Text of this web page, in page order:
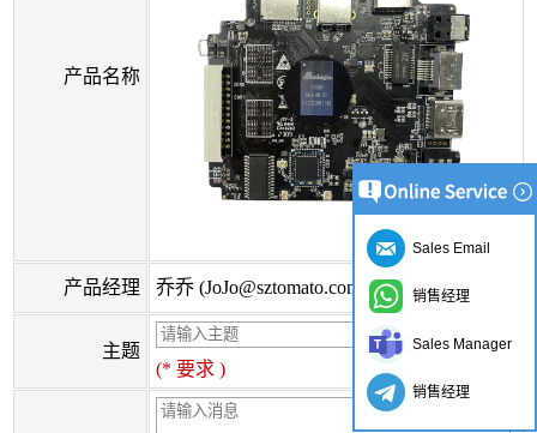
产品名称
产品经理 乔乔 (JoJo@sztomato.com)
主题
(* 要求 )
Sales Email
销售经理
Sales Manager
销售经理